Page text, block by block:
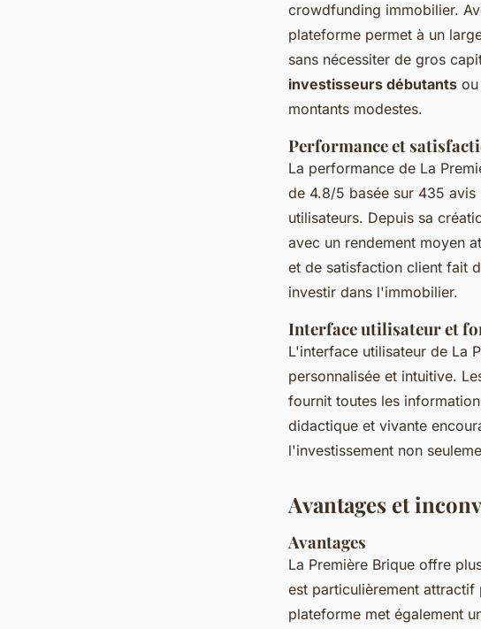
crowdfunding immobilier.
plateforme permet à un
sans nécessiter de gros
investisseurs débutants
montants modestes.
Performance et
La performance de La
de 4.8/5 basée sur 435
utilisateurs. Depuis sa
avec un rendement moyen
et de satisfaction client fait
investir dans l'immobilier.
Interface utilisateur et
L'interface utilisateur de La
personnalisée et intuitive.
fournit toutes les
didactique et vivante
l'investissement non
Avantages et
Avantages
La Première Brique offre
est particulièrement attractif
plateforme met également